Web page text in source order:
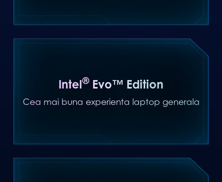
Intel® Evo™ Edition
Cea mai buna experienta laptop generala